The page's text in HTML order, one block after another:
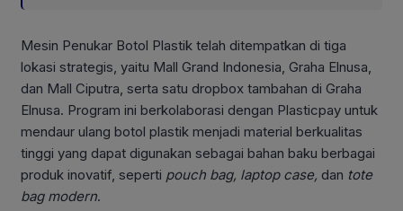
Mesin Penukar Botol Plastik telah ditempatkan di tiga
lokasi strategis, yaitu Mall Grand Indonesia, Graha Elnusa,
dan Mall Ciputra, serta satu dropbox tambahan di Graha
Elnusa. Program ini berkolaborasi dengan Plasticpay untuk
mendaur ulang botol plastik menjadi material berkualitas
tinggi yang dapat digunakan sebagai bahan baku berbagai
produk inovatif, seperti pouch bag, laptop case, dan tote
bag modern.